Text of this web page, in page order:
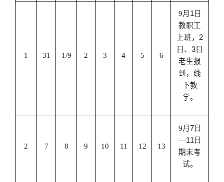
1 31 1/9 2 3 4 5 6
9月 1 日
教职工
上班， 2
日、 3日
老生报
到，线
下教
学。
2 7 8 9 10 11 12 13
9月 7日
—11 日
期末考
试。